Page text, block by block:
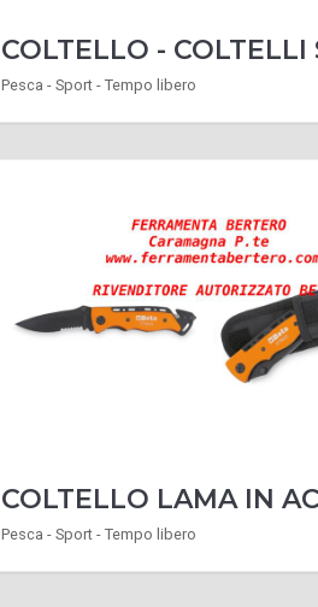
Pesca - Sport - Tempo libero
Pesca - Sport - Tempo libero